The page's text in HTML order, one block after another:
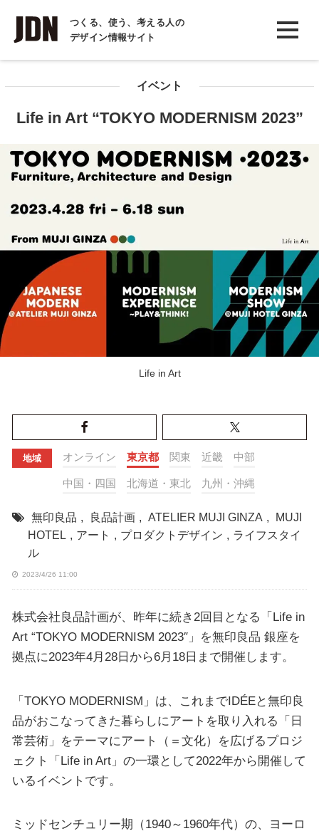
つくる、使う、考える人の
デザイン情報サイト
INTERVIEW
インタビュー
コラム
イベント
Life in Art “TOKYO MODERNISM 2023”
Life in Art
地域 オンライン 東京都 関東 近畿 中部
中国・四国 北海道・東北 九州・沖縄
無印良品 , 良品計画 , ATELIER MUJI GINZA ,
MUJI
HOTEL , アート , プロダクトデザイン , ライフスタイ
ル
2023/4/26 11:00
株式会社良品計画が、昨年に続き2回目となる「Life in
Art “TOKYO MODERNISM 2023″」を無印良品 銀座を
拠点に2023年4月28日から6月18日まで開催します。
「TOKYO MODERNISM」は、これまでIDÉEと無印良
品がおこなってきた暮らしにアートを取り入れる「日
常芸術」をテーマにアート（＝文化）を広げるプロジ
ェクト「Life in Art」の一環として2022年から開催して
いるイベントです。
ミッドセンチュリー期（1940～1960年代）の、ヨーロ